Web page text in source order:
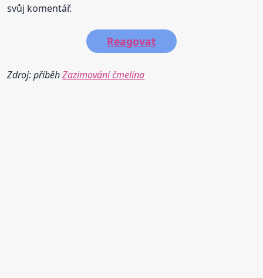
svůj komentář.
Reagovat
Zdroj: příběhZazimování čmelína